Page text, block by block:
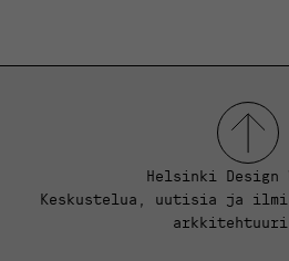
Helsinki Design
Keskustelua, uutisia ja